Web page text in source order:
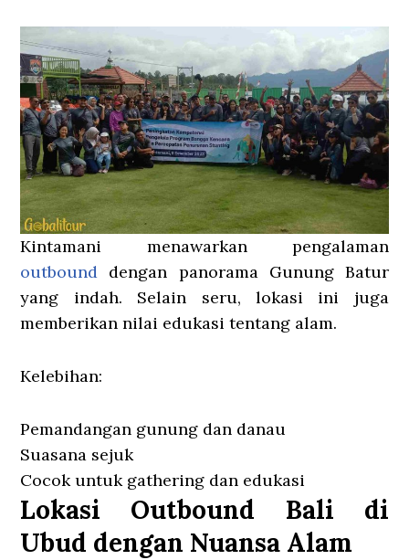
Kintamani menawarkan pengalaman
outbound dengan panorama Gunung Batur
yang indah. Selain seru, lokasi ini juga
memberikan nilai edukasi tentang alam.
Kelebihan:
Pemandangan gunung dan danau
Suasana sejuk
Cocok untuk gathering dan edukasi
Lokasi Outbound Bali di
Ubud dengan Nuansa Alam